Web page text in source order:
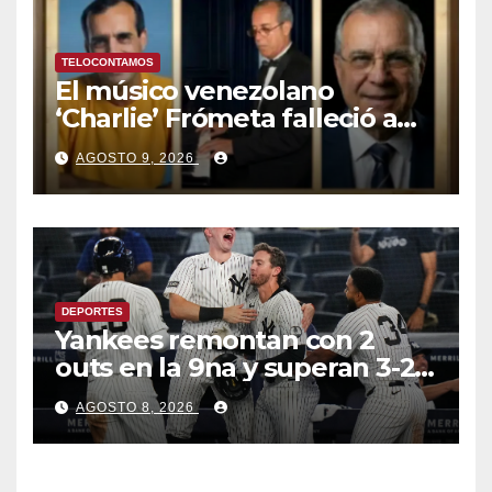
TELOCONTAMOS
El músico venezolano
‘Charlie’ Frómeta falleció a
sus 82 años
AGOSTO 9, 2026
DEPORTES
Yankees remontan con 2
outs en la 9na y superan 3-2 a
Bravos en 10 innings tras
larga lluvia
AGOSTO 8, 2026